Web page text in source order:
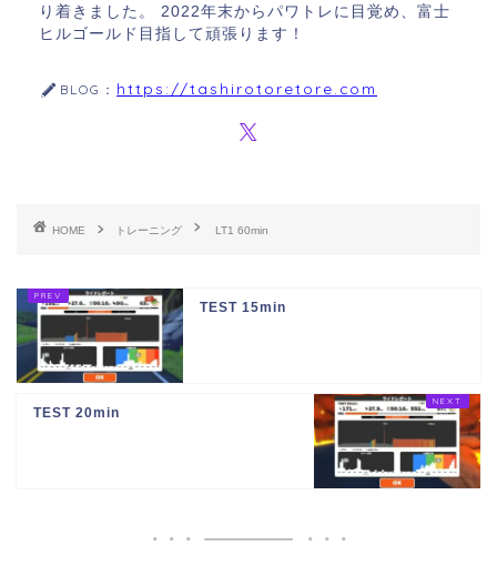
り着きました。 2022年末からパワトレに目覚め、富士
ヒルゴールド目指して頑張ります！
BLOG： https://tashirotoretore.com
HOME トレーニング LT1 60min
TEST 15min
TEST 20min